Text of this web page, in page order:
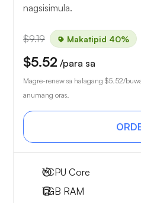
nagsisimula.
$9.19 Makatipid 40%
$5.52 /para sa
Magre-renew sa halagang $5.52/
anumang oras.
1CPU Core
1 GB RAM